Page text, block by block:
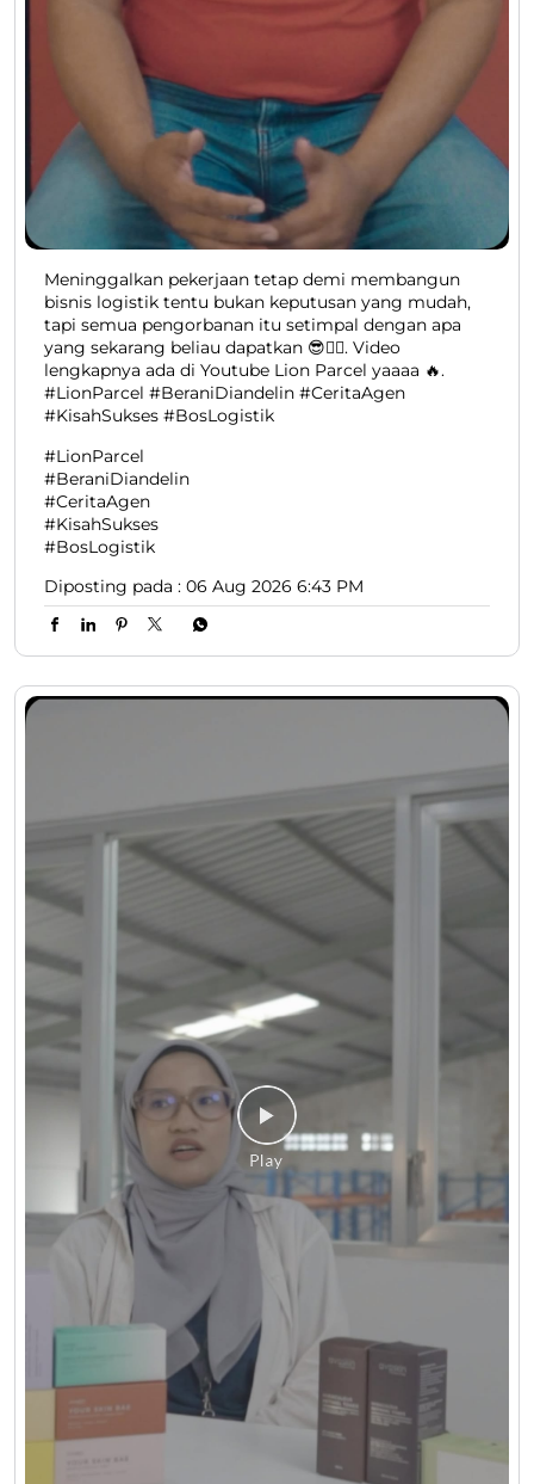
Meninggalkan pekerjaan tetap demi membangun
bisnis logistik tentu bukan keputusan yang mudah,
tapi semua pengorbanan itu setimpal dengan apa
yang sekarang beliau dapatkan 😎👍🏻. Video
lengkapnya ada di Youtube Lion Parcel yaaaa 🔥.
#LionParcel #BeraniDiandelin #CeritaAgen
#KisahSukses #BosLogistik
#LionParcel
#BeraniDiandelin
#CeritaAgen
#KisahSukses
#BosLogistik
Diposting pada : 06 Aug 2026 6:43 PM